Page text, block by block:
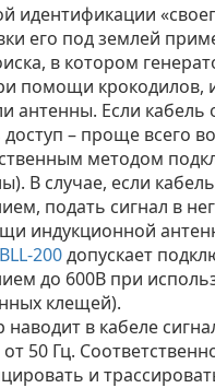
идентификации
его под землей
в котором
помощи крокодилов,
антенны. Если кабель
доступ – проще всего
методом
В случае, если
подать сигнал в
индукционной
BLL-200допускает
до 600В при
клещей).
наводит в кабеле
50 Гц.
и